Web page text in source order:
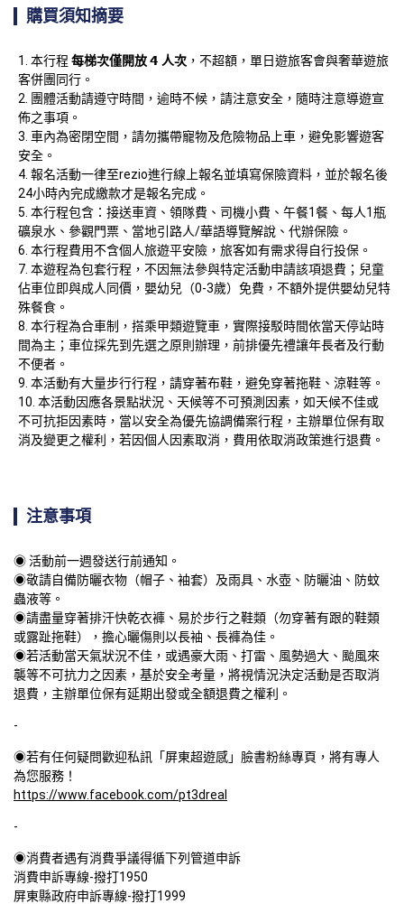
購買須知摘要
本行程 每梯次僅開放 𝟰 人次，不超額，單日遊旅客會與奢華遊旅
客併團同行。
團體活動請遵守時間，逾時不候，請注意安全，隨時注意導遊宣
佈之事項。
車內為密閉空間，請勿攜帶寵物及危險物品上車，避免影響遊客
安全。
報名活動一律至rezio進行線上報名並填寫保險資料，並於報名後
24小時內完成繳款才是報名完成。
本行程包含：接送車資、領隊費、司機小費、午餐1餐、每人1瓶
礦泉水、參觀門票、當地引路人/華語導覽解說、代辦保險。
本行程費用不含個人旅遊平安險，旅客如有需求得自行投保。
本遊程為包套行程，不因無法參與特定活動申請該項退費；兒童
佔車位即與成人同價，嬰幼兒（0-3歲）免費，不額外提供嬰幼兒特
殊餐食。
本行程為合車制，搭乘甲類遊覽車，實際接駁時間依當天停站時
間為主；車位採先到先選之原則辦理，前排優先禮讓年長者及行動
不便者。
本活動有大量步行行程，請穿著布鞋，避免穿著拖鞋、涼鞋等。
本活動因應各景點狀況、天候等不可預測因素，如天候不佳或
不可抗拒因素時，當以安全為優先協調備案行程，主辦單位保有取
消及變更之權利，若因個人因素取消，費用依取消政策進行退費。
注意事項
◉ 活動前一週發送行前通知。
◉敬請自備防曬衣物（帽子、袖套）及雨具、水壺、防曬油、防蚊
蟲液等。
◉請盡量穿著排汗快乾衣褲、易於步行之鞋類（勿穿著有跟的鞋類
或露趾拖鞋），擔心曬傷則以長袖、長褲為佳。
◉若活動當天氣狀況不佳，或遇豪大雨、打雷、風勢過大、颱風來
襲等不可抗力之因素，基於安全考量，將視情況決定活動是否取消
退費，主辦單位保有延期出發或全額退費之權利。
-
◉若有任何疑問歡迎私訊「屏東超遊感」臉書粉絲專頁，將有專人
https://www.facebook.com/pt3dreal
-
◉消費者遇有消費爭議得循下列管道申訴
消費申訴專線-撥打1950
屏東縣政府申訴專線-撥打1999